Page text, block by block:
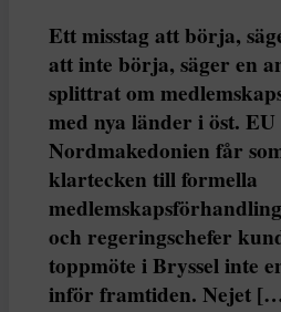
Ett misstag att börja,
att inte börja, säger en
splittrat om
med nya länder i öst.
Nordmakedonien får
klartecken till formella
och regeringschefer
toppmöte i Bryssel inte
inför framtiden. Nejet